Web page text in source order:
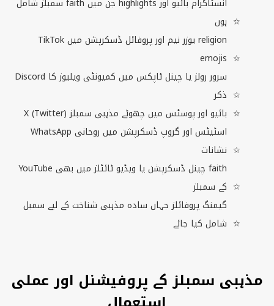
انسٹاگرام بائیو اورhighlights جن میں faith سمبلز شامل
ہوں
TikTok
یوزر نیم اور پروفائل ڈسکرپشن میںreligion
emojis
Discord
ذکر
X(Twitter ) بائیو اور پوسٹس میں چھوٹے مذہبی سمبلز
WhatsApp
نشانات
YouTube
faith
کے سمبلز
گیمنگ پروفائلز جہاں سادہ مذہبی شناخت کے لیے سمبل
شامل کیا جائے
مذہبی سمبلز کے پروفیشنل اور عملی